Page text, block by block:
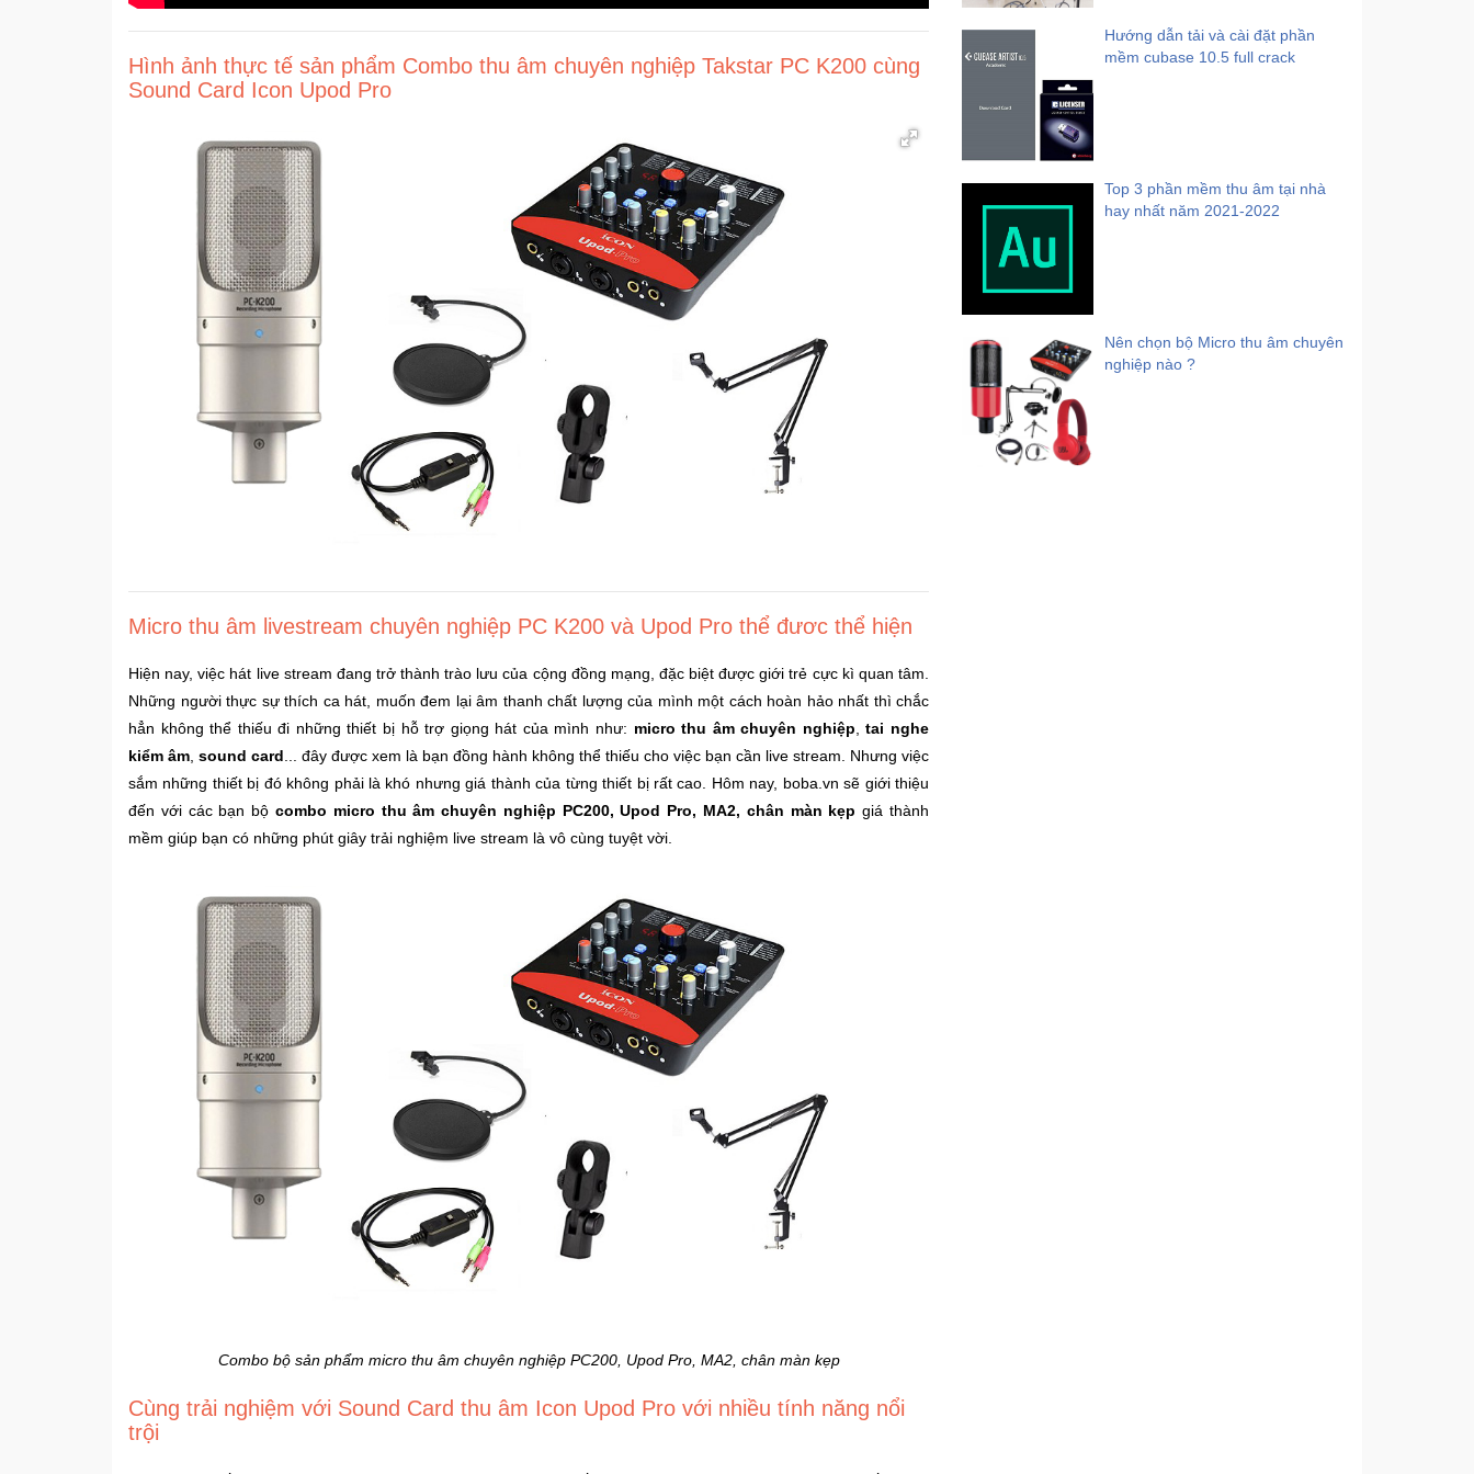
Hình ảnh thực tế sản phẩm Combo thu âm chuyên nghiệp Takstar PC K200 cùng
Sound Card Icon Upod Pro
Micro thu âm livestream chuyên nghiệp PC K200 và Upod Pro thể đươc thể hiện
Hiện nay, việc hát live stream đang trở thành trào lưu của cộng đồng mạng, đặc biệt được giới trẻ cực kì quan tâm.
Những người thực sự thích ca hát, muốn đem lại âm thanh chất lượng của mình một cách hoàn hảo nhất thì chắc
hẳn không thể thiếu đi những thiết bị hỗ trợ giọng hát của mình như: micro thu âm chuyên nghiệp,tai nghe
kiểm âm, sound card... đây được xem là bạn đồng hành không thể thiếu cho việc bạn cần live stream. Nhưng việc
sắm những thiết bị đó không phải là khó nhưng giá thành của từng thiết bị rất cao. Hôm nay, boba.vn sẽ giới thiệu
đến với các bạn bộ combo micro thu âm chuyên nghiệp PC200, Upod Pro, MA2, chân màn kẹp giá thành
mềm giúp bạn có những phút giây trải nghiệm live stream là vô cùng tuyệt vời.
Combo bộ sản phẩm micro thu âm chuyên nghiệp PC200, Upod Pro, MA2, chân màn kẹp
Cùng trải nghiệm với Sound Card thu âm Icon Upod Pro với nhiều tính năng nổi
trội
Hướng dẫn tải và cài đặt phần
mềm cubase 10.5 full crack
Top 3 phần mềm thu âm tại nhà
hay nhất năm 2021-2022
Nên chọn bộ Micro thu âm chuyên
nghiệp nào ?